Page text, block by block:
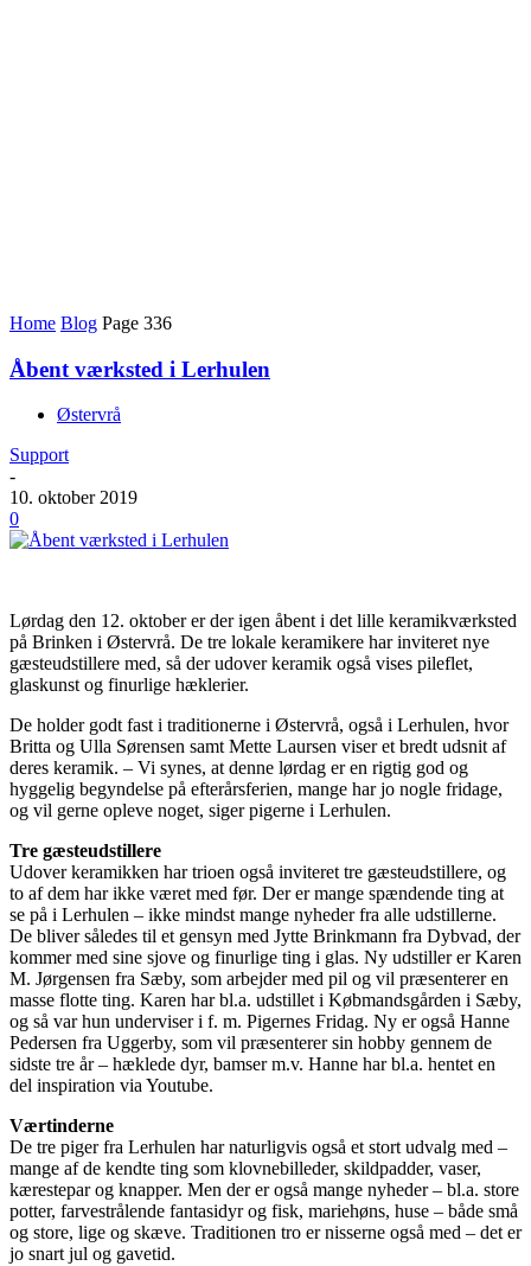
Home Blog Page 336
Åbent værksted i Lerhulen
Østervrå
Support
-
10. oktober 2019
0
Lørdag den 12. oktober er der igen åbent i det lille keramikværksted
på Brinken i Østervrå. De tre lokale keramikere har inviteret nye
gæsteudstillere med, så der udover keramik også vises pileflet,
glaskunst og finurlige hæklerier.
De holder godt fast i traditionerne i Østervrå, også i Lerhulen, hvor
Britta og Ulla Sørensen samt Mette Laursen viser et bredt udsnit af
deres keramik. – Vi synes, at denne lørdag er en rigtig god og
hyggelig begyndelse på efterårsferien, mange har jo nogle fridage,
og vil gerne opleve noget, siger pigerne i Lerhulen.
Tre gæsteudstillere
Udover keramikken har trioen også inviteret tre gæsteudstillere, og
to af dem har ikke været med før. Der er mange spændende ting at
se på i Lerhulen – ikke mindst mange nyheder fra alle udstillerne.
De bliver således til et gensyn med Jytte Brinkmann fra Dybvad, der
kommer med sine sjove og finurlige ting i glas. Ny udstiller er Karen
M. Jørgensen fra Sæby, som arbejder med pil og vil præsenterer en
masse flotte ting. Karen har bl.a. udstillet i Købmandsgården i Sæby,
og så var hun underviser i f. m. Pigernes Fridag. Ny er også Hanne
Pedersen fra Uggerby, som vil præsenterer sin hobby gennem de
sidste tre år – hæklede dyr, bamser m.v. Hanne har bl.a. hentet en
del inspiration via Youtube.
Værtinderne
De tre piger fra Lerhulen har naturligvis også et stort udvalg med –
mange af de kendte ting som klovnebilleder, skildpadder, vaser,
kærestepar og knapper. Men der er også mange nyheder – bl.a. store
potter, farvestrålende fantasidyr og fisk, mariehøns, huse – både små
og store, lige og skæve. Traditionen tro er nisserne også med – det er
jo snart jul og gavetid.